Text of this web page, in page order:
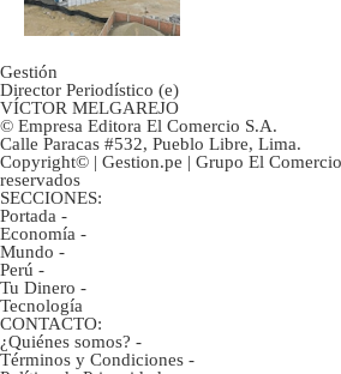
Gestión
Director Periodístico (e)
VÍCTOR MELGAREJO
© Empresa Editora El Comercio S.A.
Calle Paracas #532, Pueblo Libre, Lima.
Copyright© | Gestion.pe | Grupo El
reservados
SECCIONES:
Portada -
Economía -
Mundo -
Perú -
Tu Dinero -
Tecnología
CONTACTO:
¿Quiénes somos? -
Términos y Condiciones -